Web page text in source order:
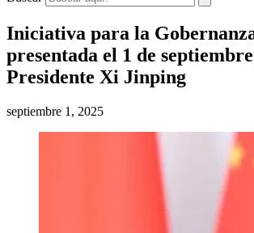
Iniciativa para la
presentada el 1 de
Presidente Xi Jinping
septiembre 1, 2025